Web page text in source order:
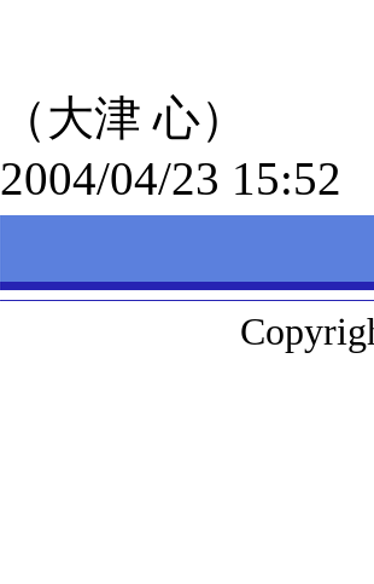
（大津 心）
2004/04/23 15:52